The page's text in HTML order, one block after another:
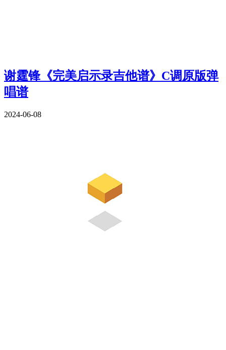
谢霆锋《完美启示录吉他谱》C调原版弹
唱谱
2024-06-08